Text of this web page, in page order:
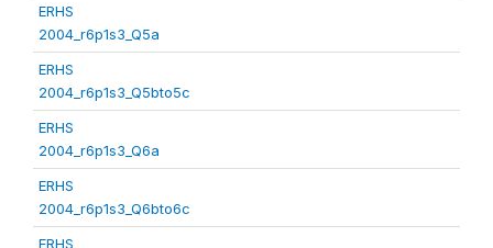
ERHS
2004_r6p1s3_Q5a
ERHS
2004_r6p1s3_Q5bto5c
ERHS
2004_r6p1s3_Q6a
ERHS
2004_r6p1s3_Q6bto6c
ERHS